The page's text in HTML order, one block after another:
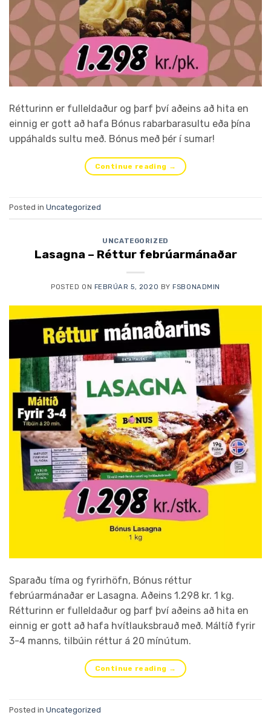
Rétturinn er fulleldaður og þarf því aðeins að hita en
einnig er gott að hafa Bónus rabarbarasultu eða þína
uppáhalds sultu með. Bónus með þér í sumar!
Continue reading →
Posted in Uncategorized
UNCATEGORIZED
Lasagna – Réttur febrúarmánaðar
POSTED ON FEBRÚAR 5, 2020 BY FSBONADMIN
Sparaðu tíma og fyrirhöfn, Bónus réttur
febrúarmánaðar er Lasagna. Aðeins 1.298 kr. 1 kg.
Rétturinn er fulleldaður og þarf því aðeins að hita en
einnig er gott að hafa hvítlauksbrauð með. Máltíð fyrir
3-4 manns, tilbúin réttur á 20 mínútum.
Continue reading →
Posted in Uncategorized